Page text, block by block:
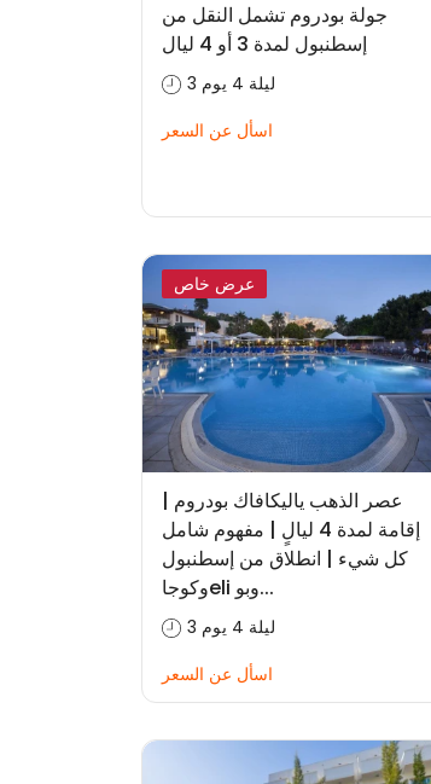
جولة بودروم تشمل النقل من
إسطنبول لمدة 3 أو 4 ليال
3 ليلة 4 يوم
اسأل عن السعر
عرض خاص
عصر الذهب ياليكافاك بودروم |
إقامة لمدة 4 ليالٍ | مفهوم شامل
كل شيء | انطلاق من إسطنبول
وكوجاeli وبو...
3 ليلة 4 يوم
اسأل عن السعر